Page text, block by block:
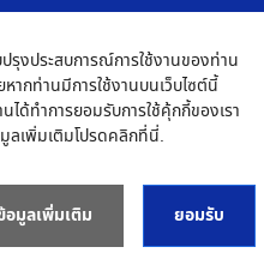
แผนผังเว็บไซต์ ไปที่โกลบอลไซต์
(THAILAND) LTD. All Rights
รุงประสบการณ์การใช้งานของท่าน
ากท่านมีการใช้งานบนเว็บไซต์นี้
ได้ทำการยอมรับการใช้คุ้กกี้ของเรา
ลเพิ่มเติมโปรดคลิกที่นี่.
อมูลเพิ่มเติม ยอมรับ